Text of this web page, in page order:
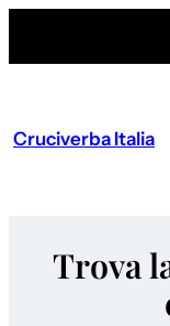
Cruciverba Italia
Trova